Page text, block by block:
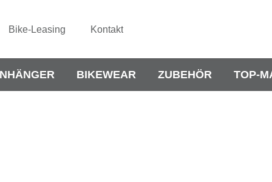
Bike-Leasing Kontakt
BIKEWEAR ZUBEHÖR TOP-